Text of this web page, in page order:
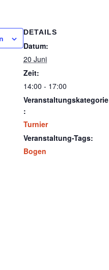
DETAILS
Datum:
20 Juni
Zeit:
14:00 - 17:00
Veranstaltungskategorie
:
Turnier
Veranstaltung-Tags:
Bogen